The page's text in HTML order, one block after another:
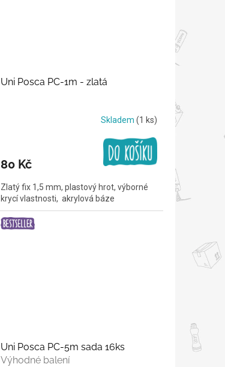
Uni Posca PC-1m - zlatá
Skladem (1 ks)
80 Kč
Zlatý fix 1,5 mm, plastový hrot, výborné
krycí vlastnosti, akrylová báze
Uni Posca PC-5m sada 16ks
Výhodné balení